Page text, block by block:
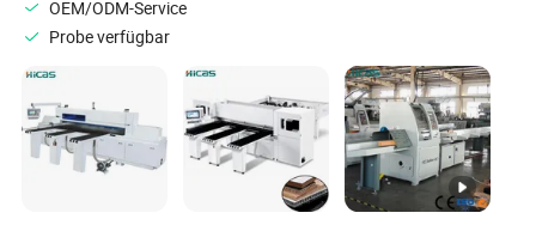
Genauigkeit
OEM/ODM-Service
Probe verfügbar